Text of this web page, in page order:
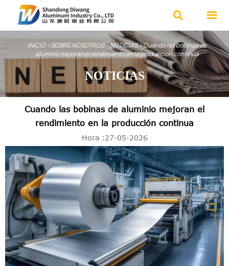
 
INICIO>SOBRE NOSOTROS>NOTICIAS>Cuando las bobinas de
aluminio mejoran el rendimiento en la producción continua
NOTICIAS
Cuando las bobinas de aluminio mejoran el
rendimiento en la producción continua
Hora :27-05-2026